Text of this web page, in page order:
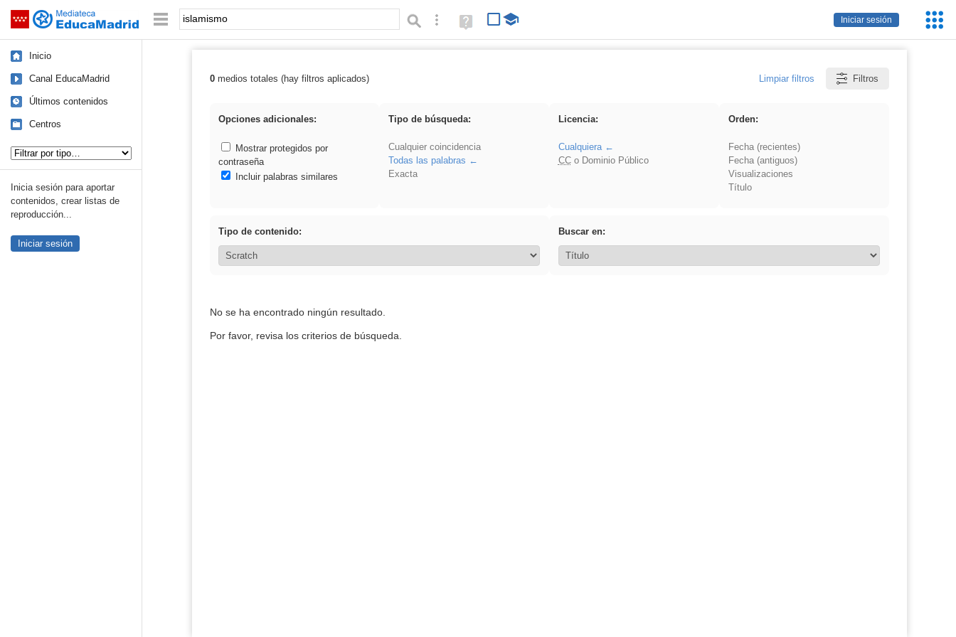
Saltar navegación
Iniciar sesión
Palabra o frase: Búsqueda avanzada
Ayuda
(en
Inicio
Canal EducaMadrid
Últimos contenidos
Centros
Inicia sesión para aportar
contenidos, crear listas de
reproducción...
Iniciar sesión
Resultados de: islamismo
0medios totales (hay filtros aplicados) Limpiar filtros Filtros
Opciones adicionales:
Mostrar protegidos por
contraseña
Incluir palabras similares
Tipo de búsqueda:
Cualquier coincidencia
Todas las palabras
Exacta
Licencia:
Cualquiera
CCo Dominio Público
Orden:
Fecha (recientes)
Fecha (antiguos)
Visualizaciones
Título
Tipo de contenido: Buscar en:
No se ha encontrado ningún resultado.
Por favor, revisa los criterios de búsqueda.